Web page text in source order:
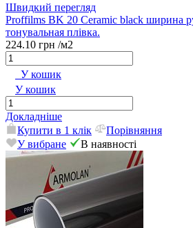
Швидкий перегляд
Proffilms BK 20 Сeramic black ширина
тонувальная плівка.
224.10 грн /м2
У кошик
У кошик
Докладніше
Купити в 1 клік
Порівняння
У вибране
В наявності